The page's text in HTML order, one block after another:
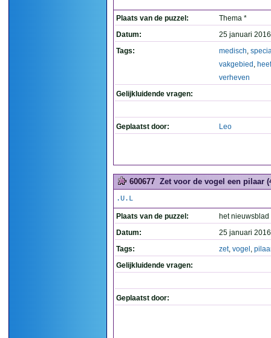
Plaats van de puzzel:
Thema *
Datum:
25 januari
Tags:
medisch,
vakgebied ,
verheven
Gelijkluidende vragen:
Geplaatst door: Leo
600677 Zet voor de vogel een pilaar
.U.L
Plaats van de puzzel:
het nieuwsblad
Datum:
25 januari
Tags:
zet, vogel ,
Gelijkluidende vragen:
Geplaatst door: